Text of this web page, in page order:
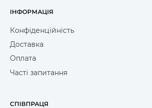
ІНФОРМАЦІЯ
Конфіденційність
Доставка
Оплата
Часті запитання
СПІВПРАЦЯ